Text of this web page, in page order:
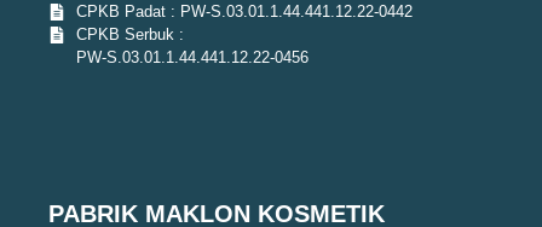
CPKB Padat : PW-S.03.01.1.44.441.12.22-0442
CPKB Serbuk :
PW-S.03.01.1.44.441.12.22-0456
PABRIK MAKLON KOSMETIK